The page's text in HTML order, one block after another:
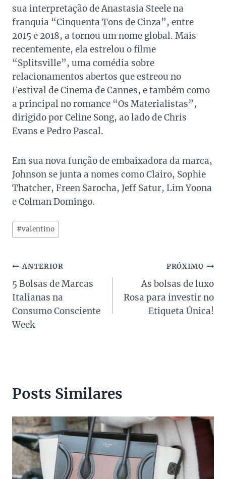
sua interpretação de Anastasia Steele na
franquia “Cinquenta Tons de Cinza”, entre
2015 e 2018, a tornou um nome global. Mais
recentemente, ela estrelou o filme
“Splitsville”, uma comédia sobre
relacionamentos abertos que estreou no
Festival de Cinema de Cannes, e também como
a principal no romance “Os Materialistas”,
dirigido por Celine Song, ao lado de Chris
Evans e Pedro Pascal.
Em sua nova função de embaixadora da marca,
Johnson se junta a nomes como Clairo, Sophie
Thatcher, Freen Sarocha, Jeff Satur, Lim Yoona
e Colman Domingo.
Tags
do
#valentino
Navegação
de
Post
ANTERIOR
5 Bolsas de Marcas
Italianas na
Consumo Consciente
Week
PRÓXIMO
As bolsas de luxo
Rosa para investir no
Etiqueta Única!
Posts Similares